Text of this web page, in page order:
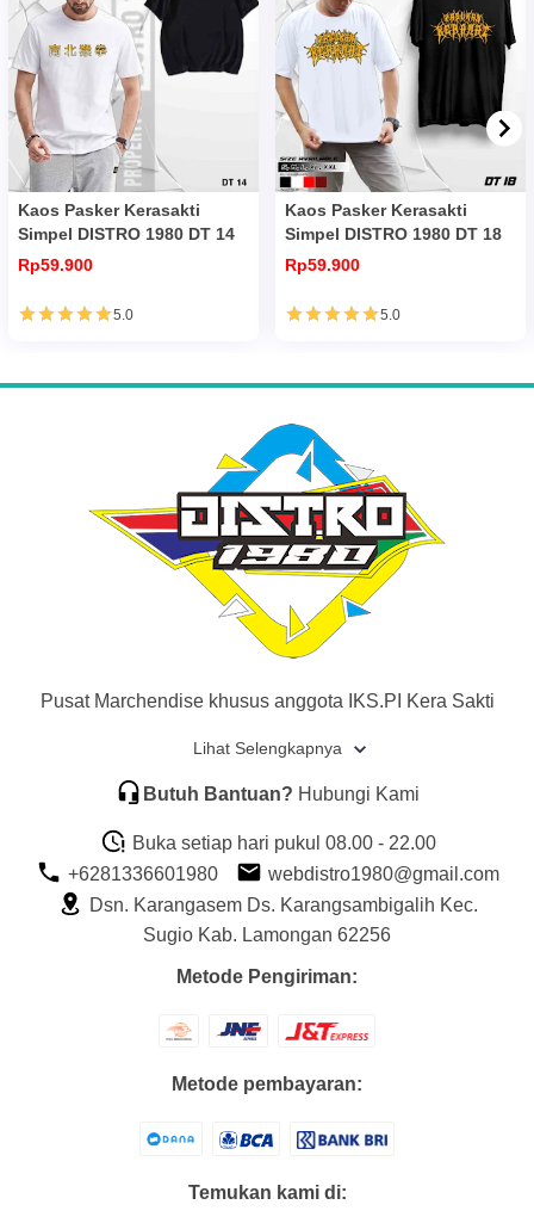
Kaos Pasker Kerasakti
Simpel DISTRO 1980 DT 14
Rp59.900
5.0
Kaos Pasker Kerasakti
Simpel DISTRO 1980 DT 18
Rp59.900
5.0
Pusat Marchendise khusus anggota IKS.PI Kera Sakti
Lihat Selengkapnya
Butuh Bantuan? Hubungi Kami
Buka setiap hari pukul 08.00 - 22.00
+6281336601980
webdistro1980@gmail.com
Dsn. Karangasem Ds. Karangsambigalih Kec.
Sugio Kab. Lamongan 62256
Metode Pengiriman:
Metode pembayaran:
Temukan kami di: